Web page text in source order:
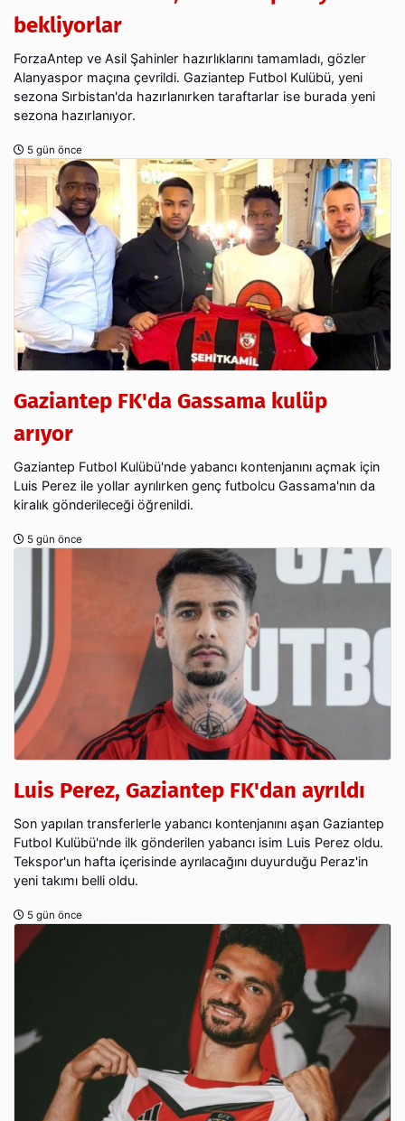
bekliyorlar
ForzaAntep ve Asil Şahinler hazırlıklarını tamamladı, gözler
Alanyaspor maçına çevrildi. Gaziantep Futbol Kulübü, yeni
sezona Sırbistan'da hazırlanırken taraftarlar ise burada yeni
sezona hazırlanıyor.
5 gün önce
Gaziantep FK'da Gassama kulüp
arıyor
Gaziantep Futbol Kulübü'nde yabancı kontenjanını açmak için
Luis Perez ile yollar ayrılırken genç futbolcu Gassama'nın da
kiralık gönderileceği öğrenildi.
5 gün önce
Luis Perez, Gaziantep FK'dan ayrıldı
Son yapılan transferlerle yabancı kontenjanını aşan Gaziantep
Futbol Kulübü'nde ilk gönderilen yabancı isim Luis Perez oldu.
Tekspor'un hafta içerisinde ayrılacağını duyurduğu Peraz'in
yeni takımı belli oldu.
5 gün önce